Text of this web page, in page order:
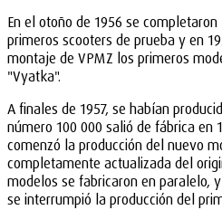
En el otoño de 1956 se
primeros scooters de prueba y en
montaje de VPMZ los primeros
"Vyatka".
A finales de 1957, se habían
número 100 000 salió de fábrica en
comenzó la producción del nuevo
completamente actualizada del
modelos se fabricaron en paralelo,
se interrumpió la producción del